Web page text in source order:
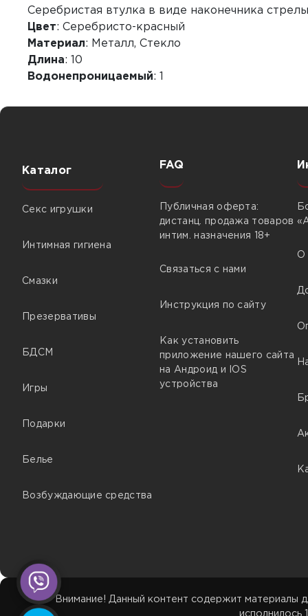
Серебристая втулка в виде наконечника
Цвет: Серебристо-красный
Материал: Металл, Стекло
Длина: 10
Водонепроницаемый: 1
Каталог
Секс игрушки
Интимная гигиена
Смазки
Презервативы
БДСМ
Игры
Подарки
Белье
Возбуждающие средства
FAQ
Публичная оферта:
дистанц. продажа товаров
интим. назначения 18+
Связаться с нами
Инструкция по сайту
Как установить
приложение нашего сайта
на Андроид и IOS
устройства
О
Внимание! Данный контент содержит материалы
исполнилось